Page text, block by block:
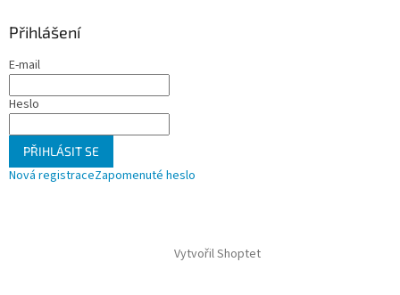
Přihlášení
E-mail
Heslo
PŘIHLÁSIT SE
Nová registraceZapomenuté heslo
Vytvořil Shoptet